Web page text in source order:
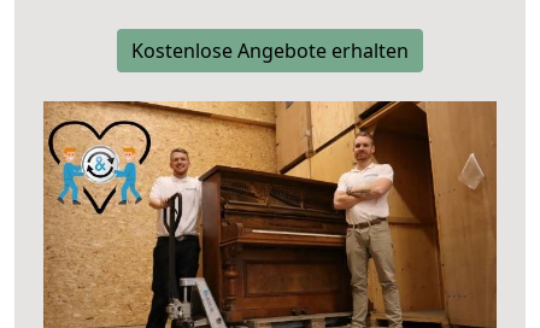
Kostenlose Angebote erhalten